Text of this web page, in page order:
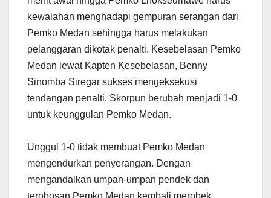
kewalahan menghadapi gempuran serangan dari
Pemko Medan sehingga harus melakukan
pelanggaran dikotak penalti. Kesebelasan Pemko
Medan lewat Kapten Kesebelasan, Benny
Sinomba Siregar sukses mengeksekusi
tendangan penalti. Skorpun berubah menjadi 1-0
untuk keunggulan Pemko Medan.
Unggul 1-0 tidak membuat Pemko Medan
mengendurkan penyerangan. Dengan
mengandalkan umpan-umpan pendek dan
terobosan Pemko Medan kembali merobek